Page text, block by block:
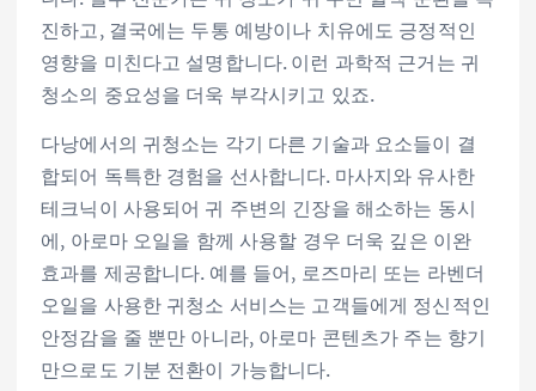
진하고, 결국에는 두통 예방이나 치유에도 긍정적인
영향을 미친다고 설명합니다. 이런 과학적 근거는 귀
청소의 중요성을 더욱 부각시키고 있죠.
다낭에서의 귀청소는 각기 다른 기술과 요소들이 결
합되어 독특한 경험을 선사합니다. 마사지와 유사한
테크닉이 사용되어 귀 주변의 긴장을 해소하는 동시
에, 아로마 오일을 함께 사용할 경우 더욱 깊은 이완
효과를 제공합니다. 예를 들어, 로즈마리 또는 라벤더
오일을 사용한 귀청소 서비스는 고객들에게 정신적인
안정감을 줄 뿐만 아니라, 아로마 콘텐츠가 주는 향기
만으로도 기분 전환이 가능합니다.